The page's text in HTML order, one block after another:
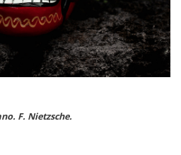
F. Nietzsche.